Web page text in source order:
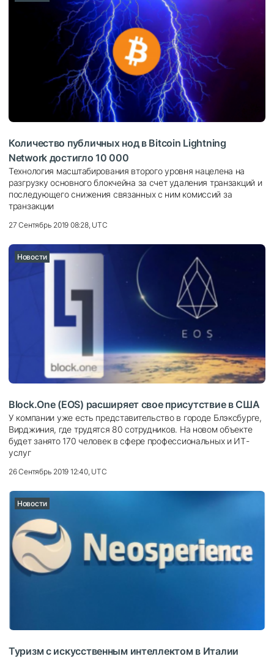
Количество публичных нод в Bitcoin Lightning
Network достигло 10 000
Технология масштабирования второго уровня нацелена на
разгрузку основного блокчейна за счет удаления транзакций и
последующего снижения связанных с ним комиссий за
транзакции
27 Сентябрь 2019 08:28, UTC
Новости
Block.One (EOS) расширяет свое присутствие в США
У компании уже есть представительство в городе Блэксбурге,
Вирджиния, где трудятся 80 сотрудников. На новом объекте
будет занято 170 человек в сфере профессиональных и ИТ-
услуг
26 Сентябрь 2019 12:40, UTC
Новости
Туризм с искусственным интеллектом в Италии